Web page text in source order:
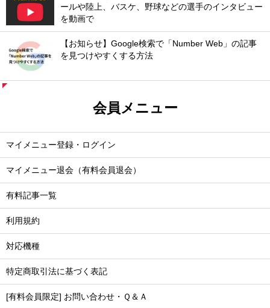
ールや陸上、バスケ、野球などの選手のインタビュー
を動画で
【お知らせ】Google検索で「Number Web」の記事
を見つけやすくする方法
会員メニュー
マイメニュー登録・ログイン
マイメニュー退会（有料会員退会）
有料記事一覧
利用規約
対応機種
特定商取引法に基づく表記
[有料会員限定] お問い合わせ・Ｑ＆Ａ